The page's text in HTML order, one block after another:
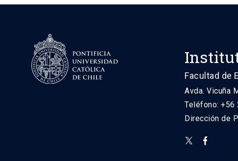
Facultad de
Avda. Vicuña
Teléfono: +56
Dirección de